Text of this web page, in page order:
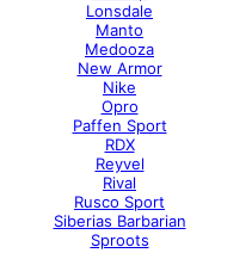
Lonsdale
Manto
Medooza
New Armor
Nike
Opro
Paffen Sport
RDX
Reyvel
Rival
Rusco Sport
Siberias Barbarian
Sproots